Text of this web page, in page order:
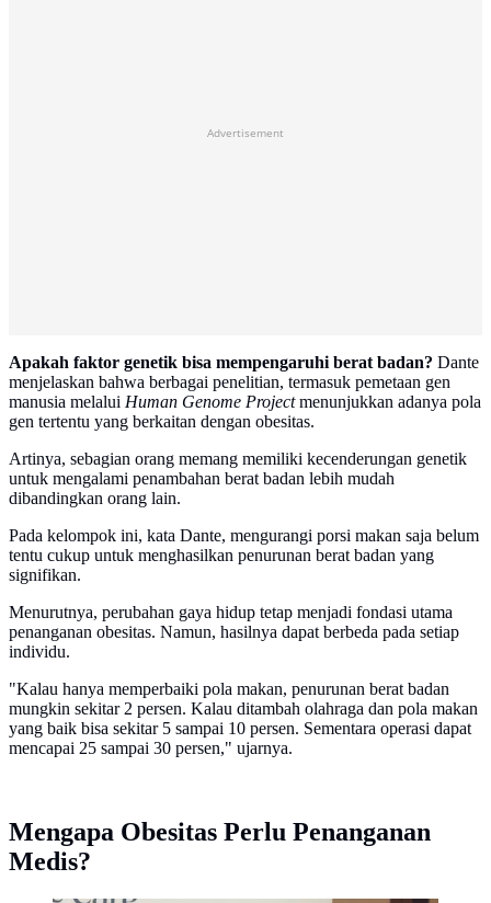
Advertisement
Apakah faktor genetik bisa mempengaruhi berat badan? Dante
menjelaskan bahwa berbagai penelitian, termasuk pemetaan gen
manusia melalui Human Genome Projectmenunjukkan adanya pola
gen tertentu yang berkaitan dengan obesitas.
Artinya, sebagian orang memang memiliki kecenderungan genetik
untuk mengalami penambahan berat badan lebih mudah
dibandingkan orang lain.
Pada kelompok ini, kata Dante, mengurangi porsi makan saja belum
tentu cukup untuk menghasilkan penurunan berat badan yang
signifikan.
Menurutnya, perubahan gaya hidup tetap menjadi fondasi utama
penanganan obesitas. Namun, hasilnya dapat berbeda pada setiap
individu.
"Kalau hanya memperbaiki pola makan, penurunan berat badan
mungkin sekitar 2 persen. Kalau ditambah olahraga dan pola makan
yang baik bisa sekitar 5 sampai 10 persen. Sementara operasi dapat
mencapai 25 sampai 30 persen," ujarnya.
Mengapa Obesitas Perlu Penanganan
Medis?